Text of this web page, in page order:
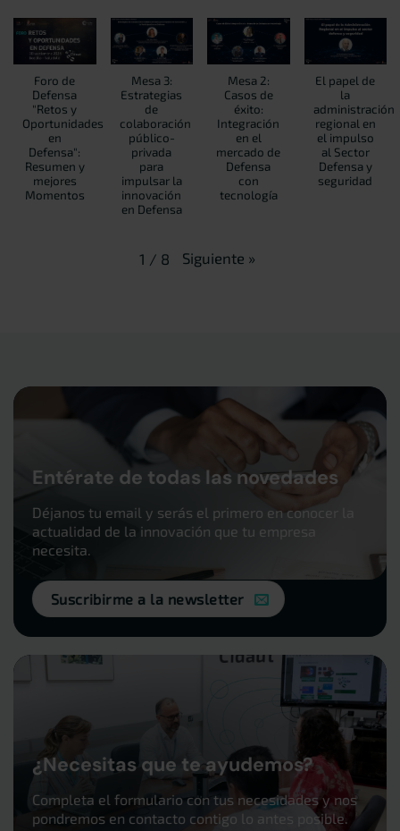
Foro de
Defensa
"Retos y
Oportunidades
en
Defensa":
Resumen y
mejores
Momentos
Mesa 3:
Estrategias
de
colaboración
público-
privada
para
impulsar la
innovación
en Defensa
Mesa 2:
Casos de
éxito:
Integración
en el
mercado de
Defensa
con
tecnología
El papel de
la
administración
regional en
el impulso
al Sector
Defensa y
seguridad
1 / 8 Siguiente »
Entérate de todas las novedades
Déjanos tu email y serás el primero en conocer la
actualidad de la innovación que tu empresa
necesita.
Suscribirme a la newsletter
¿Necesitas que te ayudemos?
Completa el formulario con tus necesidades y nos
pondremos en contacto contigo lo antes posible.